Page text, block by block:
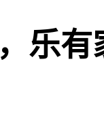
乐